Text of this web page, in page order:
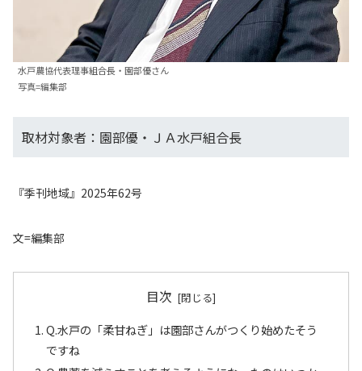
水戸農協代表理事組合長・園部優さん
写真=編集部
取材対象者：園部優・ＪＡ水戸組合長
『季刊地域』2025年62号
文=編集部
目次
Q.水戸の「柔甘ねぎ」は園部さんがつくり始めたそう
ですね